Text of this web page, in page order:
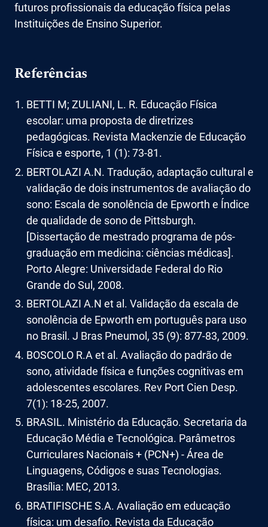
futuros profissionais da educação física pelas
Instituições de Ensino Superior.
Referências
BETTI M; ZULIANI, L. R. Educação Física
escolar: uma proposta de diretrizes
pedagógicas. Revista Mackenzie de Educação
Física e esporte, 1 (1): 73-81.
BERTOLAZI A.N. Tradução, adaptação cultural e
validação de dois instrumentos de avaliação do
sono: Escala de sonolência de Epworth e Índice
de qualidade de sono de Pittsburgh.
[Dissertação de mestrado programa de pós-
graduação em medicina: ciências médicas].
Porto Alegre: Universidade Federal do Rio
Grande do Sul, 2008.
BERTOLAZI A.N et al. Validação da escala de
sonolência de Epworth em português para uso
no Brasil. J Bras Pneumol, 35 (9): 877-83, 2009.
BOSCOLO R.A et al. Avaliação do padrão de
sono, atividade física e funções cognitivas em
adolescentes escolares. Rev Port Cien Desp.
7(1): 18-25, 2007.
BRASIL. Ministério da Educação. Secretaria da
Educação Média e Tecnológica. Parâmetros
Curriculares Nacionais + (PCN+) - Área de
Linguagens, Códigos e suas Tecnologias.
Brasília: MEC, 2013.
BRATIFISCHE S.A. Avaliação em educação
física: um desafio. Revista da Educação